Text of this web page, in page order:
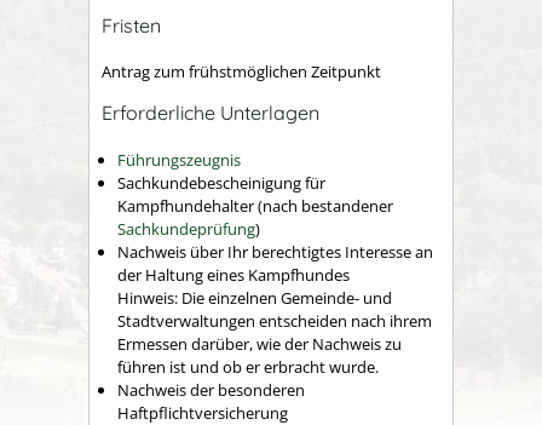
Fristen
Antrag zum frühstmöglichen Zeitpunkt
Erforderliche Unterlagen
Führungszeugnis
Sachkundebescheinigung für
Kampfhundehalter (nach bestandener
Sachkundeprüfung)
Nachweis über Ihr berechtigtes Interesse an
der Haltung eines Kampfhundes
Hinweis: Die einzelnen Gemeinde- und
Stadtverwaltungen entscheiden nach ihrem
Ermessen darüber, wie der Nachweis zu
führen ist und ob er erbracht wurde.
Nachweis der besonderen
Haftpflichtversicherung